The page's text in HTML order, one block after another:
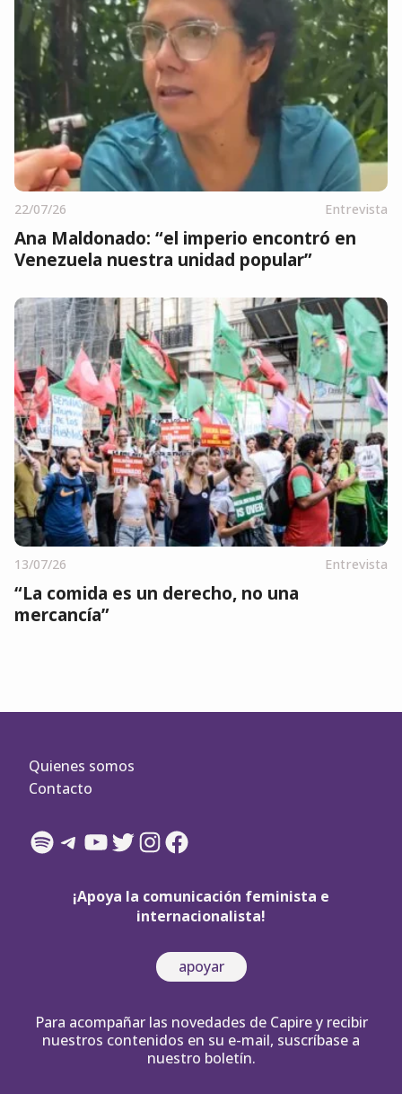
22/07/26 Entrevista
Ana Maldonado: “el imperio encontró en
Venezuela nuestra unidad popular”
13/07/26 Entrevista
“La comida es un derecho, no una
mercancía”
Quienes somos
Contacto
Spotify
Telegram
YouTube
Twitter
Instagram
Facebook
¡Apoya la comunicación feminista e
internacionalista!
apoyar
Para acompañar las novedades de Capire y recibir
nuestros contenidos en su e-mail, suscríbase a
nuestro boletín.